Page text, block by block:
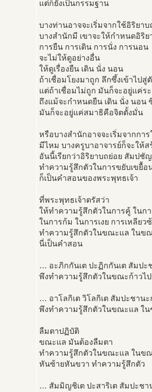
แต่ก็ยังเป็นกรรมฐาน
บางท่านอาจจะเริ่มจากใช้อิริยา
บางสำนักมี เขาจะให้กำหนดอิริ
การยืน การเดิน การนั่ง การนอน
จะไม่ให้ดูอย่างอื่น
ให้ดูเรื่องยืน เดิน นั่ง นอน
ถ้าเชื่อมโยงมาถูก ลึกซึ้งเข้าไป
แต่ถ้าเชื่อมไม่ถูก มันก็จะอยู่แค่ร
ถึงแม้จะกำหนดยืน เดิน นั่ง นอน
มันก็จะอยู่แค่สมาธิคือจิตตั้งมั่น
หรือบางสำนักอาจจะเริ่มจากกา
มีไหม บางครูบาอาจารย์ก็จะให้ส
อันนี้เรียกว่าอิริยาบถย่อย สัมปชั
ทำความรู้สึกตัวในการขยับเขยื้อ
ก็เป็นคำสอนของพระพุทธเจ้า
ที่พระพุทธเจ้าตรัสว่า
ให้ทำความรู้สึกตัวในการคู้ ในกา
ในการก้ม ในการเงย การเหลียว
ทำความรู้สึกตัวในขณะแล ในข
นี่เป็นคำสอน
… อะภิกกันเต ปะฏิกกันเต สัมปะ
พึงทำความรู้สึกตัวในขณะก้าวไ
… อาโลกิเต วิโลกิเต สัมปะชาน
พึงทำความรู้สึกตัวในขณะแล ใน
ลืมตาปฏิบัติ
ขณะแล มันต้องลืมตา
ทำความรู้สึกตัวในขณะแล ในข
หันซ้ายหันขวา ทำความรู้สึกตัว
… สัมมิญชิเต ปะสาริเต สัมปะชา